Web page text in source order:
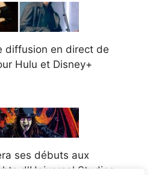
diffusion en direct de
Hulu et Disney+
ses débuts aux
d'Universal Studios